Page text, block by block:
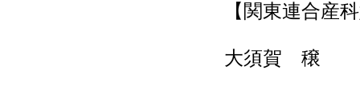
【関東連合産
大須賀 穣